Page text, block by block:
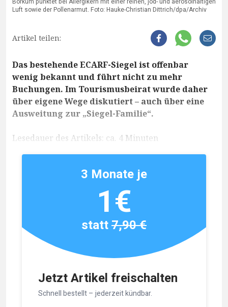
Luft sowie der Pollenarmut. Foto: Hauke-Christian Dittrich/dpa/Archiv
Artikel teilen:
Das bestehende ECARF-Siegel ist offenbar
wenig bekannt und führt nicht zu mehr
Buchungen. Im Tourismusbeirat wurde daher
über eigene Wege diskutiert – auch über eine
Ausweitung zur „Siegel-Familie“.
Lesedauer des Artikels: ca. 4 Minuten
Jetzt Artikel freischalten
Schnell bestellt – jederzeit kündbar.
3 Monate je
1€
statt7,90 €